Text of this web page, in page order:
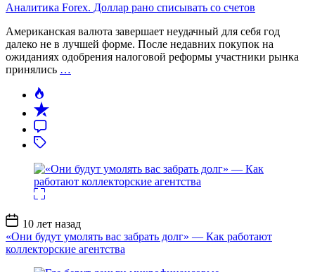
Аналитика Forex. Доллар рано списывать со счетов
Американская валюта завершает неудачный для себя год
далеко не в лучшей форме. После недавних покупок на
ожиданиях одобрения налоговой реформы участники рынка
принялись …
Дата
записи
10 лет назад
«Они будут умолять вас забрать долг» — Как работают
коллекторские агентства